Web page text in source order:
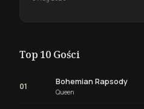
Top 10 Gości
01 Bohemian Rapsody
Queen